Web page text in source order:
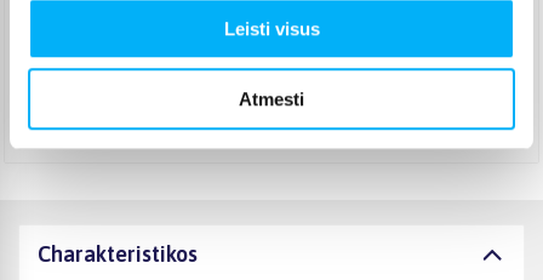
Leisti visus
Atmesti
3,99 € )
Rugpjūtis 8d. - Rugpjūtis 10d.
Atsiėmimas Veiverių g. 171, Kaunas
Rugpjūtis 10d. - Rugpjūtis 11d.
Charakteristikos